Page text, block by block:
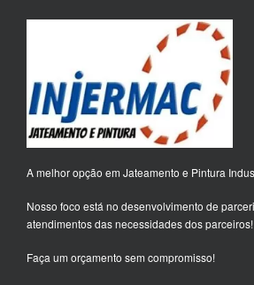
A melhor opção em Jateamento e Pintura
Nosso foco está no desenvolvimento de
atendimentos das necessidades dos parceiros!
Faça um orçamento sem compromisso!